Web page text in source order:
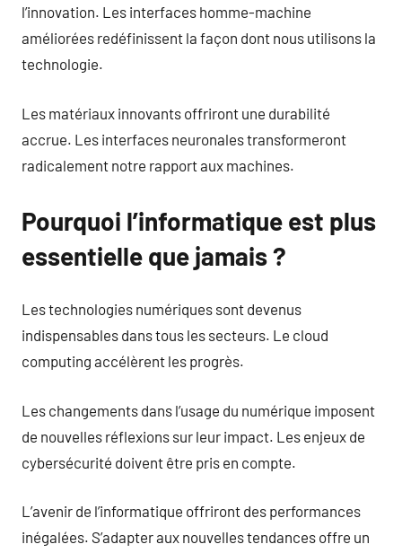
l’innovation. Les interfaces homme-machine
améliorées redéfinissent la façon dont nous utilisons la
technologie.
Les matériaux innovants offriront une durabilité
accrue. Les interfaces neuronales transformeront
radicalement notre rapport aux machines.
Pourquoi l’informatique est plus
essentielle que jamais ?
Les technologies numériques sont devenus
indispensables dans tous les secteurs. Le cloud
computing accélèrent les progrès.
Les changements dans l’usage du numérique imposent
de nouvelles réflexions sur leur impact. Les enjeux de
cybersécurité doivent être pris en compte.
L’avenir de l’informatique offriront des performances
inégalées. S’adapter aux nouvelles tendances offre un